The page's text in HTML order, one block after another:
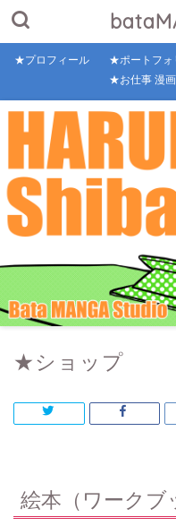
★プロフィール
★ポートフォ
★お仕事 漫画
★ショップ
絵本（ワークブ